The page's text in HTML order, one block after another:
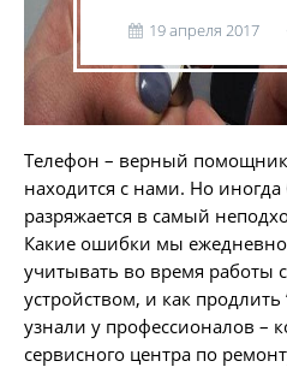
19 апреля 2017
Телефон – верный
находится с нами. Но иногда
разряжается в самый
Какие ошибки мы ежедневно
учитывать во время работы
устройством, и как
узнали у профессионалов –
сервисного центра по